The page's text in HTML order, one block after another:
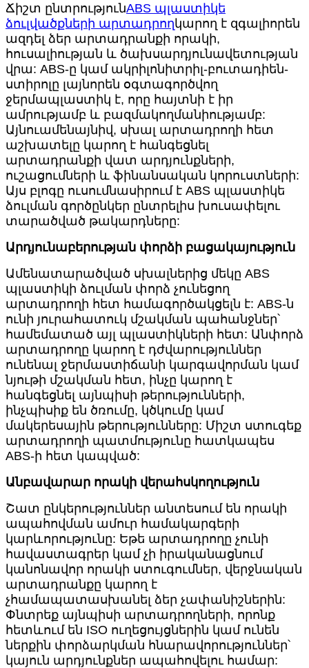
Ճիշտ ընտրությունABS պլաստիկե
ձուլվածքների արտադրողկարող է զգալիորեն
ազդել ձեր արտադրանքի որակի,
հուսալիության և ծախսարդյունավետության
վրա: ABS-ը կամ ակրիլոնիտրիլ-բուտադիեն-
ստիրոլը լայնորեն օգտագործվող
ջերմապլաստիկ է, որը հայտնի է իր
ամրությամբ և բազմակողմանիությամբ:
Այնուամենայնիվ, սխալ արտադրողի հետ
աշխատելը կարող է հանգեցնել
արտադրանքի վատ արդյունքների,
ուշացումների և ֆինանսական կորուստների:
Այս բլոգը ուսումնասիրում է ABS պլաստիկե
ձուլման գործընկեր ընտրելիս խուսափելու
տարածված թակարդները:
Արդյունաբերության փորձի բացակայություն
Ամենատարածված սխալներից մեկը ABS
պլաստիկի ձուլման փորձ չունեցող
արտադրողի հետ համագործակցելն է: ABS-ն
ունի յուրահատուկ մշակման պահանջներ՝
համեմատած այլ պլաստիկների հետ: Անփորձ
արտադրողը կարող է դժվարություններ
ունենալ ջերմաստիճանի կարգավորման կամ
նյութի մշակման հետ, ինչը կարող է
հանգեցնել այնպիսի թերությունների,
ինչպիսիք են ծռումը, կծկումը կամ
մակերեսային թերությունները: Միշտ ստուգեք
արտադրողի պատմությունը հատկապես
ABS-ի հետ կապված:
Անբավարար որակի վերահսկողություն
Շատ ընկերություններ անտեսում են որակի
ապահովման ամուր համակարգերի
կարևորությունը: Եթե արտադրողը չունի
հավաստագրեր կամ չի իրականացնում
կանոնավոր որակի ստուգումներ, վերջնական
արտադրանքը կարող է
չհամապատասխանել ձեր չափանիշներին:
Փնտրեք այնպիսի արտադրողների, որոնք
հետևում են ISO ուղեցույցներին կամ ունեն
ներքին փորձարկման հնարավորություններ՝
կայուն արդյունքներ ապահովելու համար: